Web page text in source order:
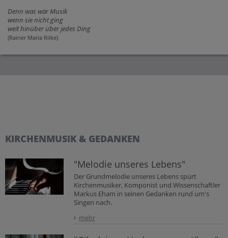
Denn was wär Musik
wenn sie nicht ging
weit hinüber über jedes Ding
(Rainer Maria Rilke)
KIRCHENMUSIK & GEDANKEN
"Melodie unseres Lebens"
Der Grundmelodie unseres Lebens spürt
Kirchenmusiker, Komponist und Wissenschaftler
Markus Eham in seinen Gedanken rund um's
Singen nach.
mehr